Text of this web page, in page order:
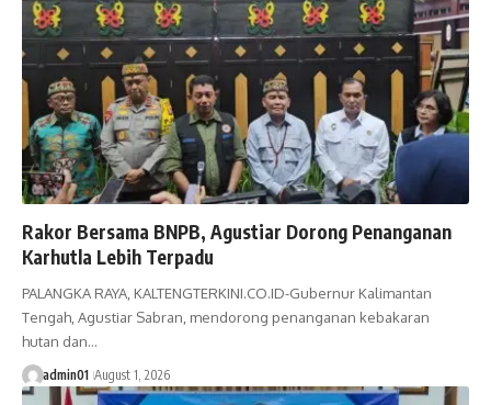
Rakor Bersama BNPB, Agustiar Dorong Penanganan
Karhutla Lebih Terpadu
PALANGKA RAYA, KALTENGTERKINI.CO.ID-Gubernur Kalimantan
Tengah, Agustiar Sabran, mendorong penanganan kebakaran
hutan dan…
admin01 August 1, 2026